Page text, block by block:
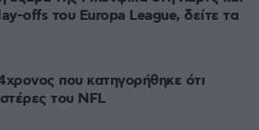
offs του Europa League, δείτε τα
που κατηγορήθηκε ότι
του NFL